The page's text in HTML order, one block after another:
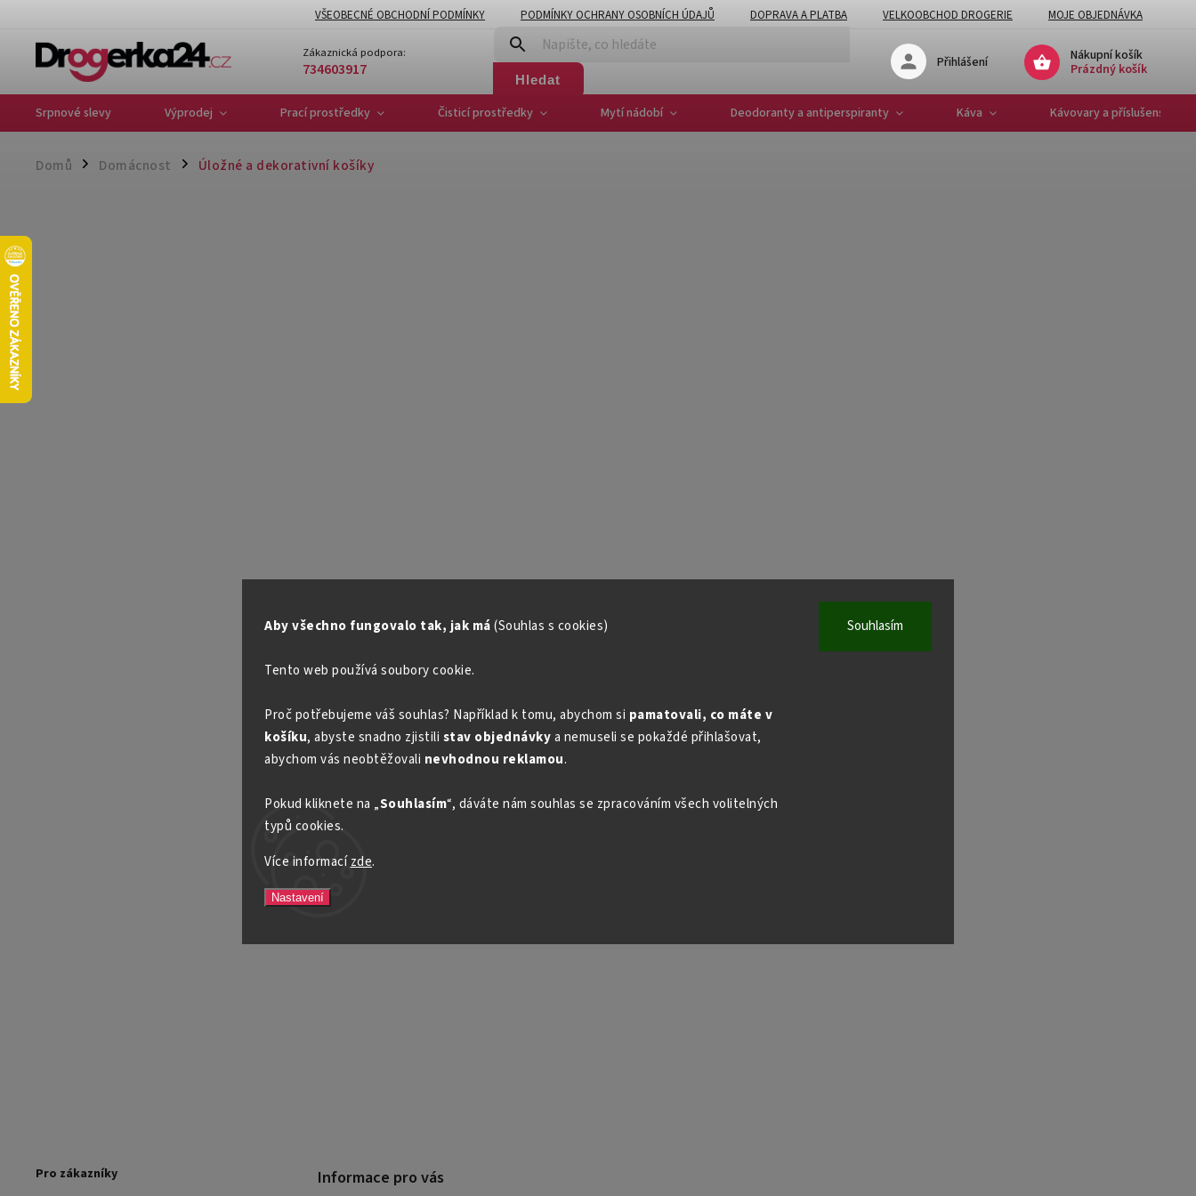
Aby všechno fungovalo tak, jak má(Souhlas s cookies)
Tento web používá soubory cookie.
Proč potřebujeme váš souhlas? Například k tomu, abychom si pamatovali, co máte v
košíku, abyste snadno zjistili stav objednávkya nemuseli se pokaždé přihlašovat,
abychom vás neobtěžovali nevhodnou reklamou.
Pokud kliknete na „Souhlasím“, dáváte nám souhlas se zpracováním všech volitelných
typů cookies.
Více informacízde.
Nastavení
Souhlasím
VŠEOBECNÉ OBCHODNÍ PODMÍNKY PODMÍNKY OCHRANY OSOBNÍCH ÚDAJŮ DOPRAVA A PLATBA VELKOOBCHOD DROGERIE MOJE OBJEDNÁVKA
Zákaznická podpora:
734603917 Hledat
Nákupní košík
Prázdný košík
Přihlášení
Srpnové slevy Výprodej Prací prostředky Čisticí prostředky Mytí nádobí Deodoranty a antiperspiranty Káva Kávovary a příslušenství
Domů / Domácnost / Úložné a dekorativní košíky
Pro zákazníky Informace pro vás